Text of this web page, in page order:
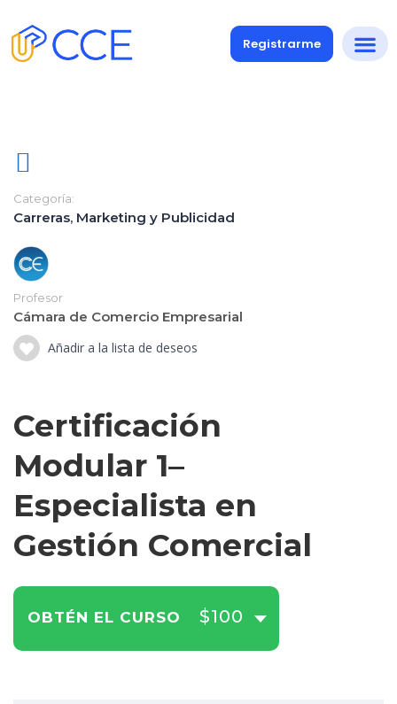
Registrarme
Categoría:
Carreras, Marketing y Publicidad
Profesor
Cámara de Comercio Empresarial
Añadir a la lista de deseos
Certificación
Modular 1–
Especialista en
Gestión Comercial
OBTÉN EL CURSO $100